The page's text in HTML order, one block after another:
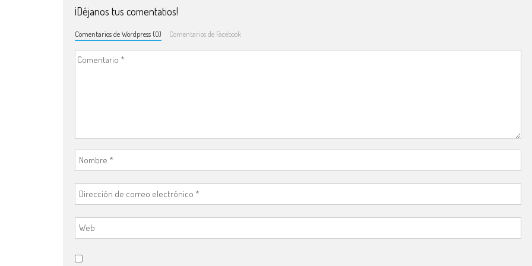
¡Déjanos tus comentatios!
Comentarios de Wordpress (0) Comentarios de Facebook